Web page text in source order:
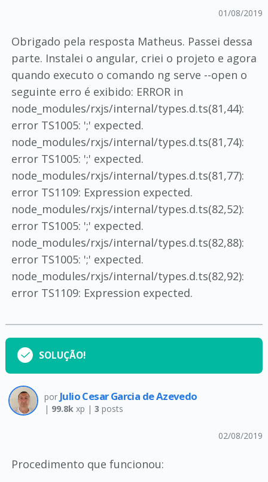
01/08/2019
Obrigado pela resposta Matheus. Passei dessa
parte. Instalei o angular, criei o projeto e agora
quando executo o comando ng serve --open o
seguinte erro é exibido: ERROR in
node_modules/rxjs/internal/types.d.ts(81,44):
error TS1005: ';' expected.
node_modules/rxjs/internal/types.d.ts(81,74):
error TS1005: ';' expected.
node_modules/rxjs/internal/types.d.ts(81,77):
error TS1109: Expression expected.
node_modules/rxjs/internal/types.d.ts(82,52):
error TS1005: ';' expected.
node_modules/rxjs/internal/types.d.ts(82,88):
error TS1005: ';' expected.
node_modules/rxjs/internal/types.d.ts(82,92):
error TS1109: Expression expected.
SOLUÇÃO!
por Julio Cesar Garcia de Azevedo
| 99.8kxp | 3 posts
02/08/2019
Procedimento que funcionou: